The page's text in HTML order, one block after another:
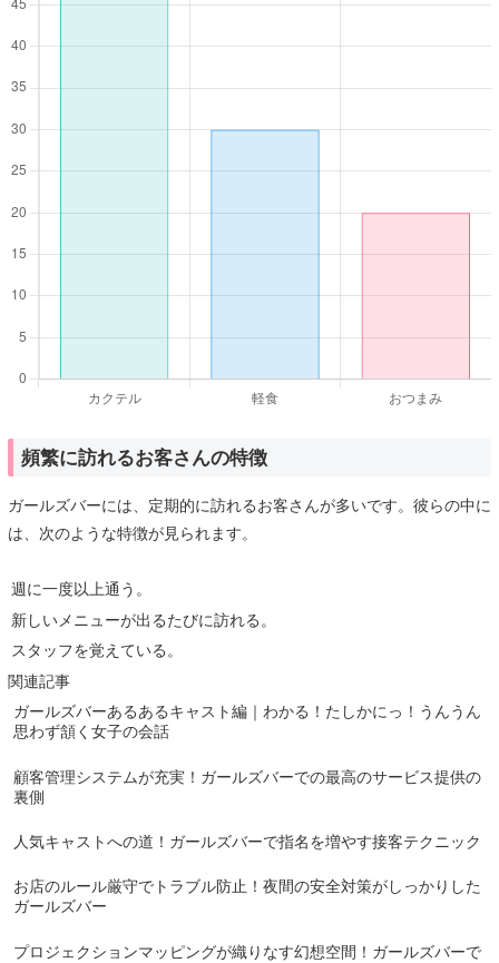
頻繁に訪れるお客さんの特徴
ガールズバーには、定期的に訪れるお客さんが多いです。彼らの中に
は、次のような特徴が見られます。
週に一度以上通う。
新しいメニューが出るたびに訪れる。
スタッフを覚えている。
関連記事
ガールズバーあるあるキャスト編｜わかる！たしかにっ！うんうん
思わず頷く女子の会話
顧客管理システムが充実！ガールズバーでの最高のサービス提供の
裏側
人気キャストへの道！ガールズバーで指名を増やす接客テクニック
お店のルール厳守でトラブル防止！夜間の安全対策がしっかりした
ガールズバー
プロジェクションマッピングが織りなす幻想空間！ガールズバーで